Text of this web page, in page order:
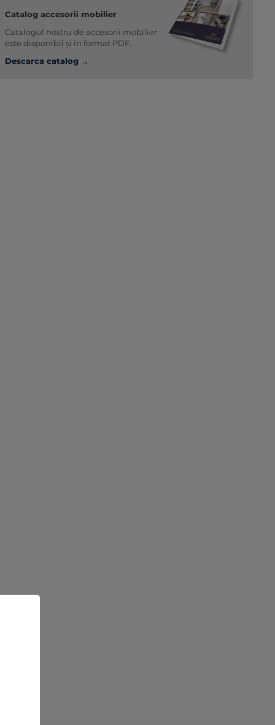
Catalog accesorii mobilier
Catalogul nostru de accesorii mobilier
este disponibil și în format PDF.
Descarca catalog →